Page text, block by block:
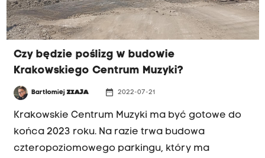
Czy będzie poślizg w budowie
Krakowskiego Centrum Muzyki?
BartłomiejZIAJA date_range 2022-07-21
Krakowskie Centrum Muzyki ma być gotowe do
końca 2023 roku. Na razie trwa budowa
czteropoziomowego parkingu, który ma